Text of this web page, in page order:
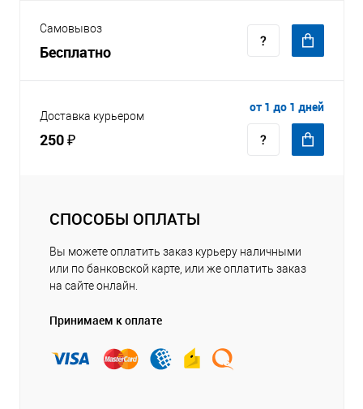
Самовывоз
Бесплатно
Доставка курьером
250 ₽
от 1 до 1 дней
СПОСОБЫ ОПЛАТЫ
Вы можете оплатить заказ курьеру наличными
или по банковской карте, или же оплатить заказ
на сайте онлайн.
Принимаем к оплате